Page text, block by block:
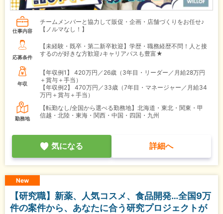
仕事内容
チームメンバーと協力して販促・企画・店舗づくりをお任せ♪
【ノルマなし！】
応募条件
【未経験・既卒・第二新卒歓迎】学歴・職務経歴不問！人と接
するのが好きな方歓迎♪キャリアパスも豊富★
年収
【年収例1】
420万円／26歳（3年目・リーダー／月給28万円
＋賞与＋手当）
【年収例2】
470万円／33歳（7年目・マネージャー／月給34
万円＋賞与＋手当）
勤務地
【転勤なし/全国から選べる勤務地】北海道・東北・関東・甲
信越・北陸・東海・関西・中国・四国・九州
気になる 詳細へ
New
【研究職】新薬、人気コスメ、食品開発…全国9万
件の案件から、あなたに合う研究プロジェクトが